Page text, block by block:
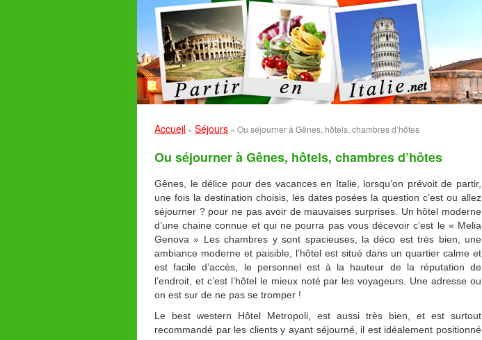
Accueil » Séjours » Ou séjourner à Gênes, hôtels, chambres d’hôtes
Ou séjourner à Gênes, hôtels, chambres d’hôtes
Gênes, le délice pour des vacances en Italie, lorsqu’on prévoit de partir,
une fois la destination choisis, les dates posées la question c’est ou allez
séjourner ? pour ne pas avoir de mauvaises surprises. Un hôtel moderne
d’une chaine connue et qui ne pourra pas vous décevoir c’est le « Melia
Genova » Les chambres y sont spacieuses, la déco est très bien, une
ambiance moderne et paisible, l’hôtel est situé dans un quartier calme et
est facile d’accès, le personnel est à la hauteur de la réputation de
l’endroit, et c’est l’hôtel le mieux noté par les voyageurs. Une adresse ou
on est sur de ne pas se tromper !
Le best western Hôtel Metropoli, est aussi très bien, et est surtout
recommandé par les clients y ayant séjourné, il est idéalement positionné